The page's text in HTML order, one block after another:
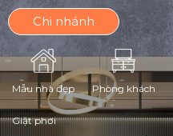
Chi nhánh
Mẫu nhà đẹp Phòng khách
Giặt phơi